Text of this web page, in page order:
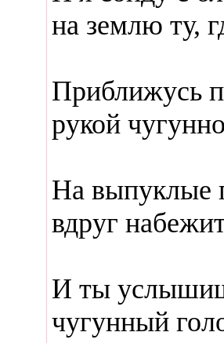
на землю ту,
Приближусь
рукой
На выпуклые
вдруг
И ты
чугунный